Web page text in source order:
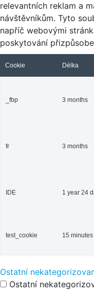
relevantních reklam a
návštěvníkům. Tyto
napříč webovými
poskytování
Cookie Délka
_fbp 3 months
fr 3 months
IDE 1 year 24
test_cookie 15 minutes
Ostatní
Ostatní